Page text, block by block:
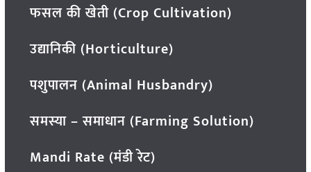
फसल की खेती (Crop Cultivation)
उद्यानिकी (Horticulture)
पशुपालन (Animal Husbandry)
समस्या – समाधान (Farming Solution)
Mandi Rate (मंडी रेट)